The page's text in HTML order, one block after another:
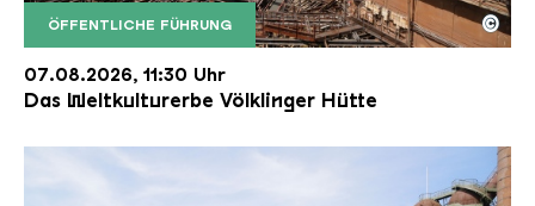
ÖFFENTLICHE FÜHRUNG
Der Erzschrägaufzug der Völklinger Hütte mit
Copyright: Weltkulturerbe Völklinger Hütte | Karl
©
07.08.2026, 11:30 Uhr
Das Weltkulturerbe Völklinger Hütte